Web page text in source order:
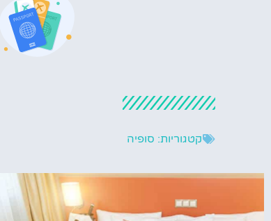
קטגוריות: סופיה